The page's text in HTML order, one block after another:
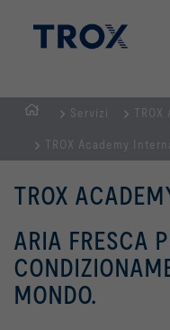
Servizi TROX
TROX Academy
TROX
ARIA FRESCA
MONDO.